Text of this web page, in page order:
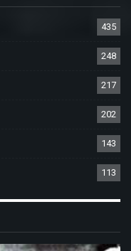
435
248
217
202
143
113